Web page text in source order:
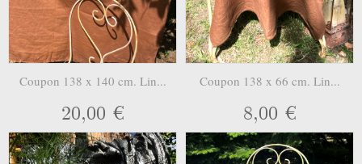
Coupon 138 x 140 cm. Lin...
20,00 €
Coupon 138 x 66 cm. Lin...
8,00 €